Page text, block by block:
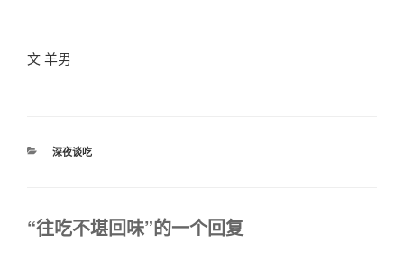
文 羊男
分
深夜谈吃
“往吃不堪回味”的一个回复